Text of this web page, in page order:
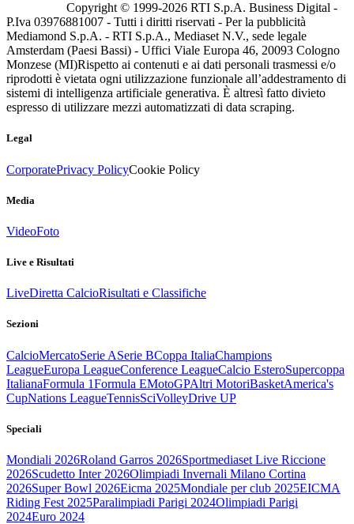
Copyright © 1999-2026 RTI S.p.A. Business Digital -
P.Iva 03976881007 - Tutti i diritti riservati - Per la pubblicità
Mediamond S.p.A. - RTI S.p.A., Mediaset N.V., sede legale
Amsterdam (Paesi Bassi) - Uffici Viale Europa 46, 20093 Cologno
Monzese (MI)Rispetto ai contenuti e ai dati personali trasmessi e/o
riprodotti è vietata ogni utilizzazione funzionale all’addestramento di
sistemi di intelligenza artificiale generativa. È altresì fatto divieto
espresso di utilizzare mezzi automatizzati di data scraping.
Legal
CorporatePrivacy PolicyCookie Policy
Media
VideoFoto
Live e Risultati
LiveDiretta CalcioRisultati e Classifiche
Sezioni
CalcioMercatoSerie ASerie BCoppa ItaliaChampions
LeagueEuropa LeagueConference LeagueCalcio EsteroSupercoppa
ItalianaFormula 1Formula EMotoGPAltri MotoriBasketAmerica's
CupNations LeagueTennisSciVolleyDrive UP
Speciali
Mondiali 2026Roland Garros 2026Sportmediaset Live Riccione
2026Scudetto Inter 2026Olimpiadi Invernali Milano Cortina
2026Super Bowl 2026Eicma 2025Mondiale per club 2025EICMA
Riding Fest 2025Paralimpiadi Parigi 2024Olimpiadi Parigi
2024Euro 2024